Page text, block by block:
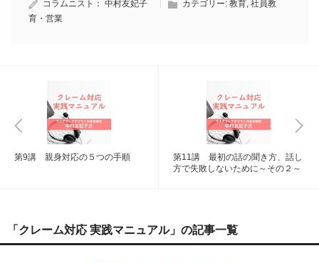
コラムニスト： 中村友妃子 カテゴリー: 教育, 社員教
育・営業
第9講 親身対応の５つの手順
第11講 最初の話の聞き方、話し
方で失敗しないために～その２～
「クレーム対応 実践マニュアル」の記事一覧